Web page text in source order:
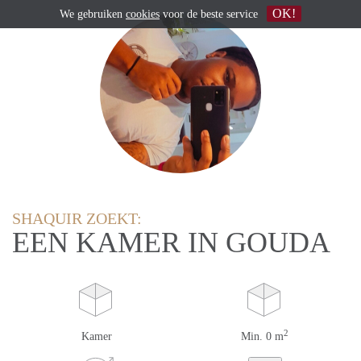
SHAQUIR ZOEKT:
EEN KAMER IN GOUDA
Kamer Min. 0 m2
We gebruiken cookies voor de beste service OK!